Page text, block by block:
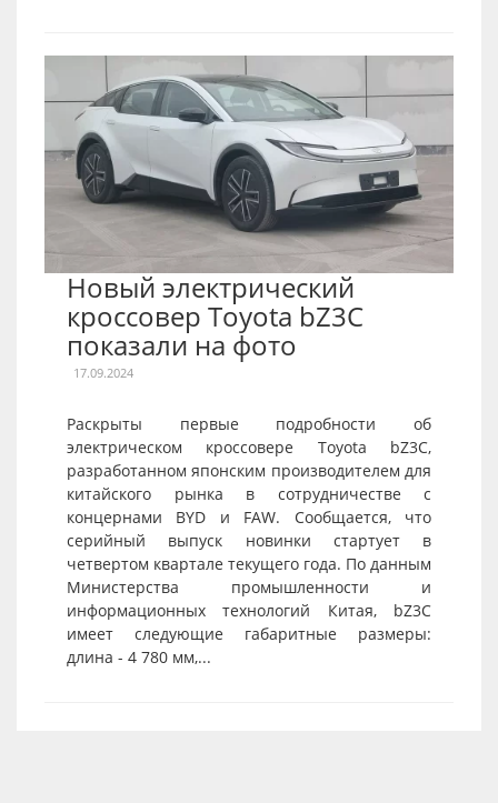
Новый электрический
кроссовер Toyota bZ3C
показали на фото
17.09.2024
Раскрыты первые подробности об
электрическом кроссовере Toyota bZ3C,
разработанном японским производителем для
китайского рынка в сотрудничестве с
концернами BYD и FAW. Сообщается, что
серийный выпуск новинки стартует в
четвертом квартале текущего года. По данным
Министерства промышленности и
информационных технологий Китая, bZ3C
имеет следующие габаритные размеры:
длина - 4 780 мм,...